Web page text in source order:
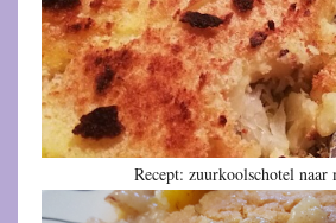
Recept: zuurkoolschotel naar